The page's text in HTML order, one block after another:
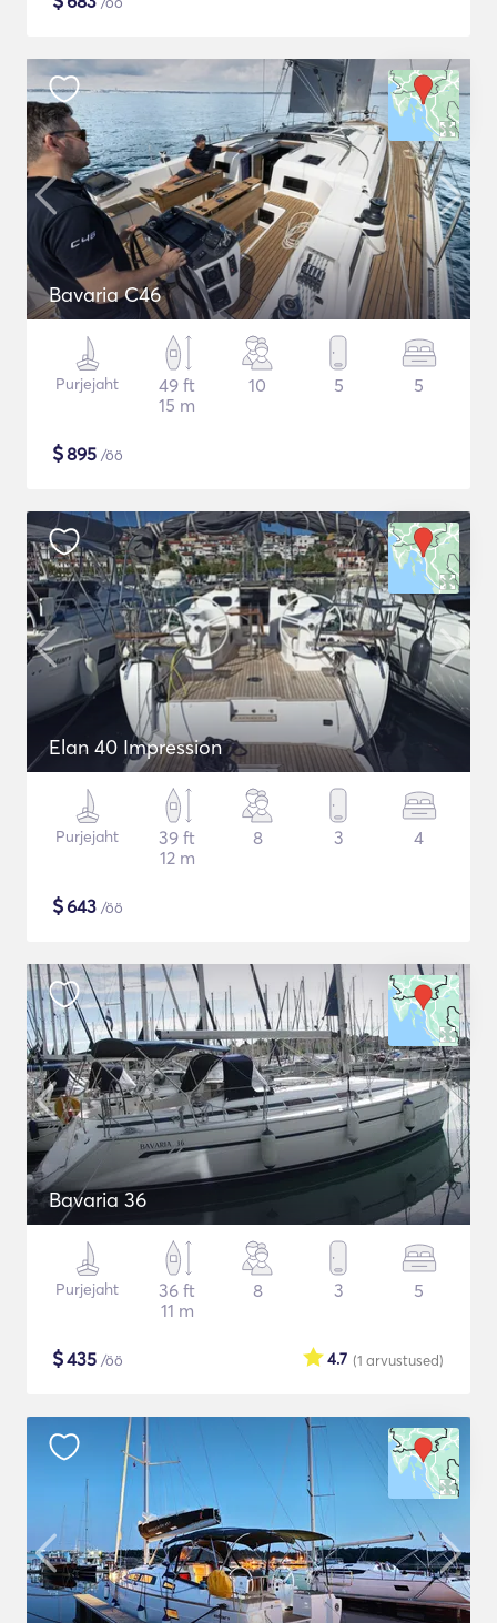
Bavaria C46
Purjejaht
49 ft
15 m
10 5 5
$895 /öö
Elan 40 Impression
Purjejaht
39 ft
12 m
8 3 4
$643 /öö
Bavaria 36
Purjejaht
36 ft
11 m
8 3 5
$435 /öö (1 arvustused)
4.7